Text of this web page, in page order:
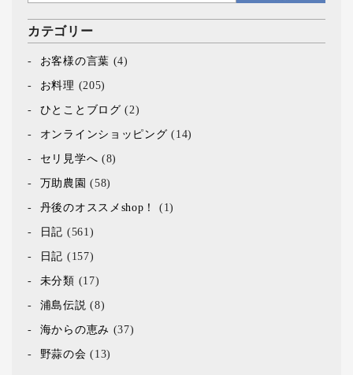
カテゴリー
お客様の言葉 (4)
お料理 (205)
ひとことブログ (2)
オンラインショッピング (14)
セリ見学へ (8)
万助農園 (58)
丹後のオススメshop！ (1)
日記 (561)
日記 (157)
未分類 (17)
浦島伝説 (8)
海からの恵み (37)
野蒜の会 (13)